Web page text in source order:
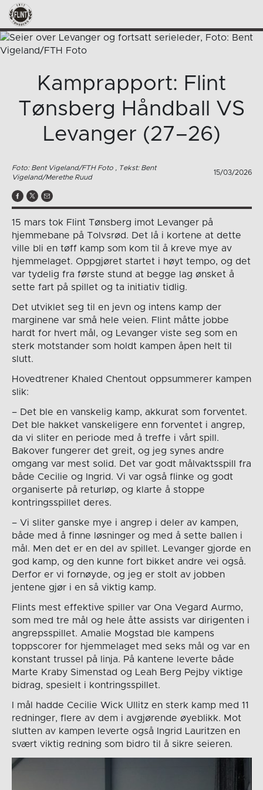
Kamprapport: Flint
Tønsberg Håndball VS
Levanger (27–26)
Foto: Bent Vigeland/FTH Foto , Tekst: Bent
Vigeland/Merethe Ruud
15/03/2026
15 mars tok Flint Tønsberg imot Levanger på
hjemmebane på Tolvsrød. Det lå i kortene at dette
ville bli en tøff kamp som kom til å kreve mye av
hjemmelaget. Oppgjøret startet i høyt tempo, og det
var tydelig fra første stund at begge lag ønsket å
sette fart på spillet og ta initiativ tidlig.
Det utviklet seg til en jevn og intens kamp der
marginene var små hele veien. Flint måtte jobbe
hardt for hvert mål, og Levanger viste seg som en
sterk motstander som holdt kampen åpen helt til
slutt.
Hovedtrener Khaled Chentout oppsummerer kampen
slik:
– Det ble en vanskelig kamp, akkurat som forventet.
Det ble hakket vanskeligere enn forventet i angrep,
da vi sliter en periode med å treffe i vårt spill.
Bakover fungerer det greit, og jeg synes andre
omgang var mest solid. Det var godt målvaktsspill fra
både Cecilie og Ingrid. Vi var også flinke og godt
organiserte på returløp, og klarte å stoppe
kontringsspillet deres.
– Vi sliter ganske mye i angrep i deler av kampen,
både med å finne løsninger og med å sette ballen i
mål. Men det er en del av spillet. Levanger gjorde en
god kamp, og den kunne fort bikket andre vei også.
Derfor er vi fornøyde, og jeg er stolt av jobben
jentene gjør i en så viktig kamp.
Flints mest effektive spiller var Ona Vegard Aurmo,
som med tre mål og hele åtte assists var dirigenten i
angrepsspillet. Amalie Mogstad ble kampens
toppscorer for hjemmelaget med seks mål og var en
konstant trussel på linja. På kantene leverte både
Marte Kraby Simenstad og Leah Berg Pejby viktige
bidrag, spesielt i kontringsspillet.
I mål hadde Cecilie Wick Ullitz en sterk kamp med 11
redninger, flere av dem i avgjørende øyeblikk. Mot
slutten av kampen leverte også Ingrid Lauritzen en
svært viktig redning som bidro til å sikre seieren.